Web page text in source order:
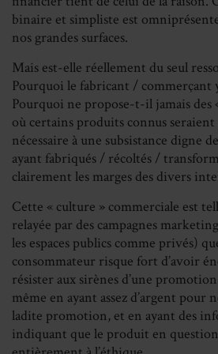
binaire et simpliste est
nos grandes surfaces.
Mais est-elle réellement du seul
Pourquoi le fabricant / commerçant
Pourquoi ne propose-t-il jamais des
où certains produits connus
nécessaire à une subsistance digne
ayant fabriqués / récoltés /
clairement les marges des divers
Cette « culture » commerciale est
relayée par des campagnes
les espaces publics comme privés)
consommateur risque fort d’avoir
résister aux sirènes d’une
même en ayant assez d’argent pour
ladite promotion, et en ayant des
indiquant que le produit en